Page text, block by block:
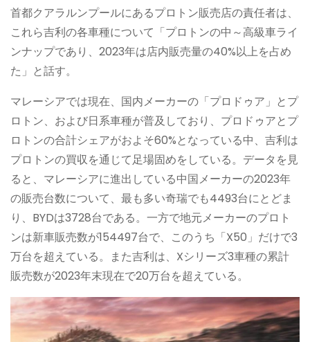
首都クアラルンプールにあるプロトン販売店の責任者は、
これら吉利の各車種について「プロトンの中～高級車ライ
ンナップであり、2023年は店内販売量の40%以上を占め
た」と話す。
マレーシアでは現在、国内メーカーの「プロドゥア」とプ
ロトン、および日系車種が普及しており、プロドゥアとプ
ロトンの合計シェアがおよそ60%となっている中、吉利は
プロトンの買収を通じて足場固めをしている。データを見
ると、マレーシアに進出している中国メーカーの2023年
の販売台数について、最も多い奇瑞でも4493台にとどま
り、BYDは3728台である。一方で地元メーカーのプロト
ンは新車販売数が154497台で、このうち「X50」だけで3
万台を超えている。また吉利は、Xシリーズ3車種の累計
販売数が2023年末現在で20万台を超えている。